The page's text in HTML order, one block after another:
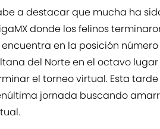
a destacar que mucha ha
donde los felinos
encuentra en la posición
del Norte en el octavo
el torneo virtual. Esta
jornada buscando